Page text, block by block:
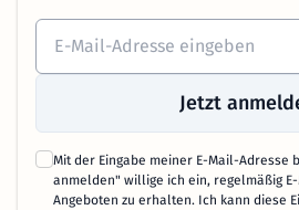
Jetzt
Mit der Eingabe meiner E-Mail-Adresse
anmelden" willige ich ein, regelmäßig E-
Angeboten zu erhalten. Ich kann diese